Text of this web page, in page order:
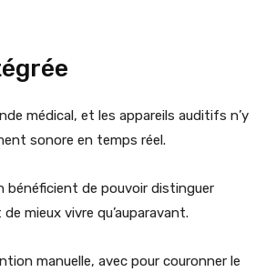
médical, et les appareils auditifs n’y
sonore en temps réel.
bénéficient de pouvoir distinguer
mieux vivre qu’auparavant.
manuelle, avec pour couronner le